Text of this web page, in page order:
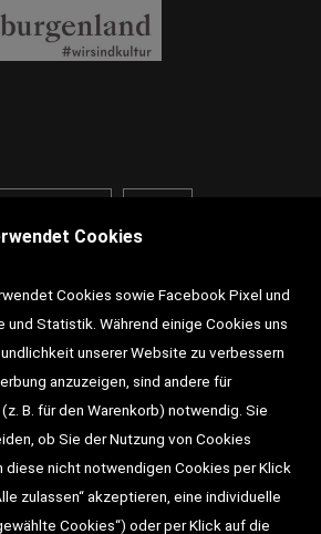
Buchtipps
Schultaschen
Cookies
Cookies sowie Facebook Pixel und
und Statistik. Während einige Cookies uns
unserer Website zu verbessern
anzuzeigen, sind andere für
B. für den Warenkorb) notwendig. Sie
ob Sie der Nutzung von Cookies
diese nicht notwendigen Cookies per Klick
zulassen“ akzeptieren, eine individuelle
Cookies“) oder per Klick auf die